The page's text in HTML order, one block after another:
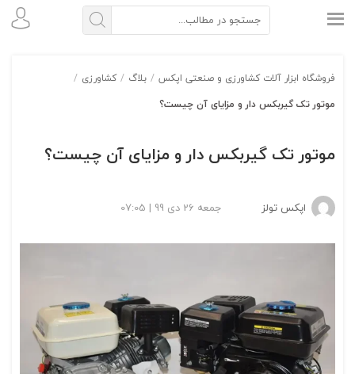
فروشگاه ابزار آلات کشاورزی و صنعتی اپکس / بلاگ / کشاورزی /
موتور تک گیربکس دار و مزایای آن چیست؟
موتور تک گیربکس دار و مزایای آن چیست؟
اپکس تولز جمعه 26 دی 99 | 07:05